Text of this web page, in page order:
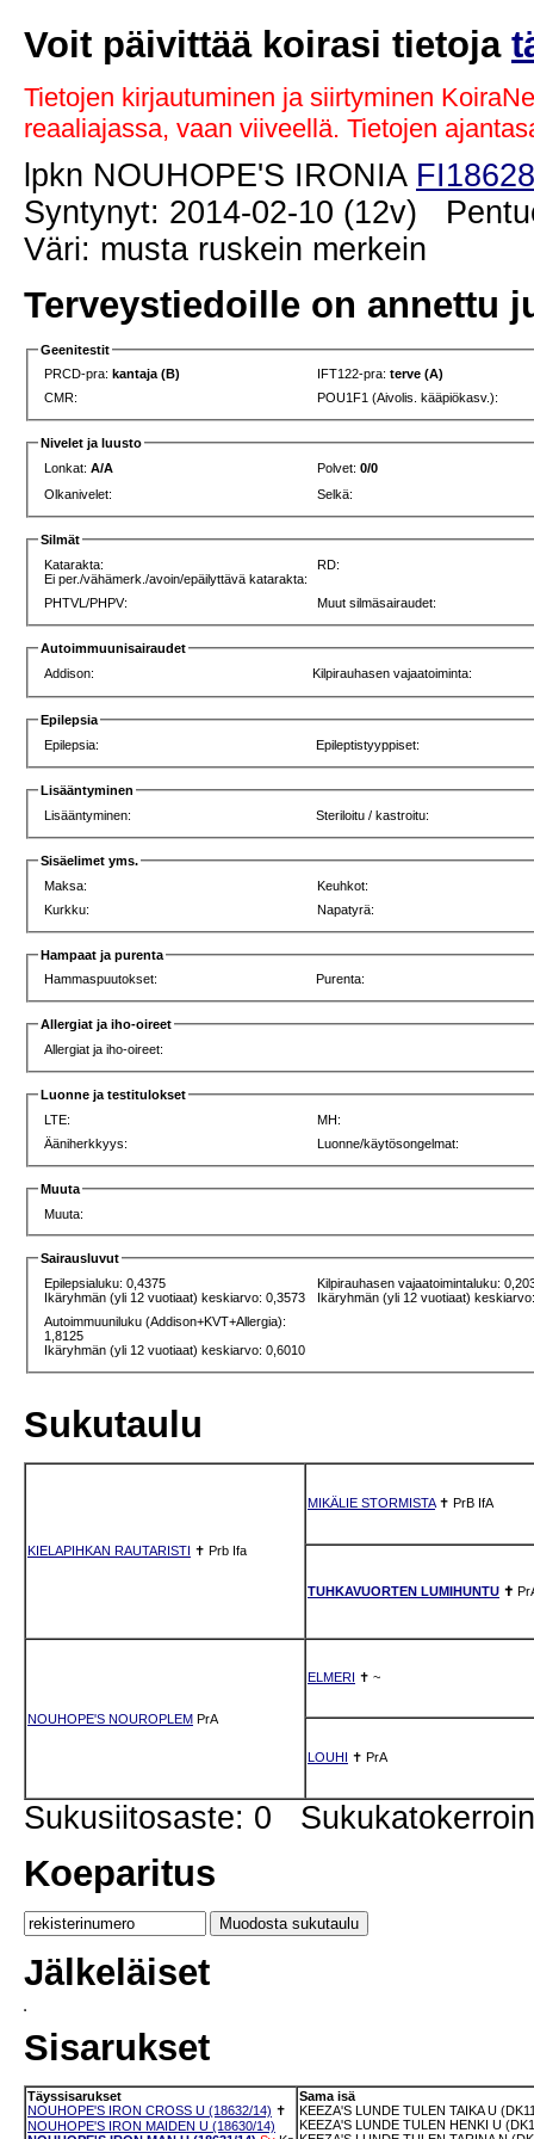
Voit päivittää koirasi tietoja
Tietojen kirjautuminen ja siirtyminen
reaaliajassa, vaan viiveellä. Tietojen
lpkn NOUHOPE'S IRONIA
Syntynyt: 2014-02-10 (12v)
Väri: musta ruskein merkein
Terveystiedoille on annettu
Geenitestit
PRCD-pra: kantaja (B) IFT122-pra:terve (A)
CMR:
POU1F1 (Aivolis. kääpiökasv.):
Nivelet ja luusto
Lonkat:A/A Polvet:0/0
Olkanivelet:
Selkä:
Silmät
Katarakta:
Ei per./vähämerk./avoin/epäilyttävä katarakta:
RD:
PHTVL/PHPV: Muut silmäsairaudet:
Autoimmuunisairaudet
Addison:
Kilpirauhasen vajaatoiminta:
Epilepsia
Epilepsia:
Epileptistyyppiset:
Lisääntyminen
Lisääntyminen:
Steriloitu / kastroitu:
Sisäelimet yms.
Maksa:
Keuhkot:
Kurkku:
Napatyrä:
Hampaat ja purenta
Hammaspuutokset:
Purenta:
Allergiat ja iho-oireet
Allergiat ja iho-oireet:
Luonne ja testitulokset
LTE:
MH:
Ääniherkkyys:
Luonne/käytösongelmat:
Muuta
Muuta:
Sairausluvut
Epilepsialuku: 0,4375
Ikäryhmän (yli 12 vuotiaat) keskiarvo: 0,3573
Kilpirauhasen vajaatoimintaluku:
Ikäryhmän (yli 12 vuotiaat)
Autoimmuuniluku (Addison+KVT+Allergia):
1,8125
Ikäryhmän (yli 12 vuotiaat) keskiarvo: 0,6010
Sukutaulu
KIELAPIHKAN RAUTARISTI ✝ Prb Ifa
MIKÄLIE STORMISTA✝ PrB IfA
TUHKAVUORTEN LUMIHUNTU ✝
NOUHOPE'S NOUROPLEM PrA
ELMERI ✝ ~
LOUHI ✝ PrA
Sukusiitosaste: 0
Koeparitus
Jälkeläiset
Sisarukset
Täyssisarukset
NOUHOPE'S IRON CROSS U (18632/14) ✝
NOUHOPE'S IRON MAIDEN U (18630/14)
Sama isä
KEEZA'S LUNDE TULEN TAIKA U
KEEZA'S LUNDE TULEN HENKI U